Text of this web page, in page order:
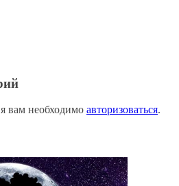
вам необходимо авторизоваться.